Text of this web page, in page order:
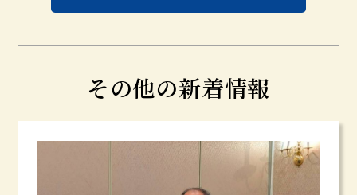
その他の新着情報